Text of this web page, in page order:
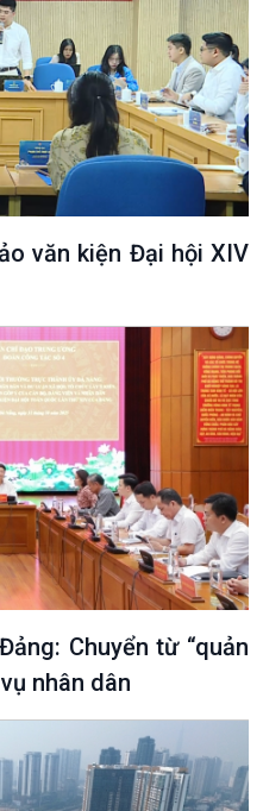
Multimedia
Ảnh
Video
Infographic
E-Magazine
văn kiện Đại hội XIV
Chuyển từ “quản
nhân dân